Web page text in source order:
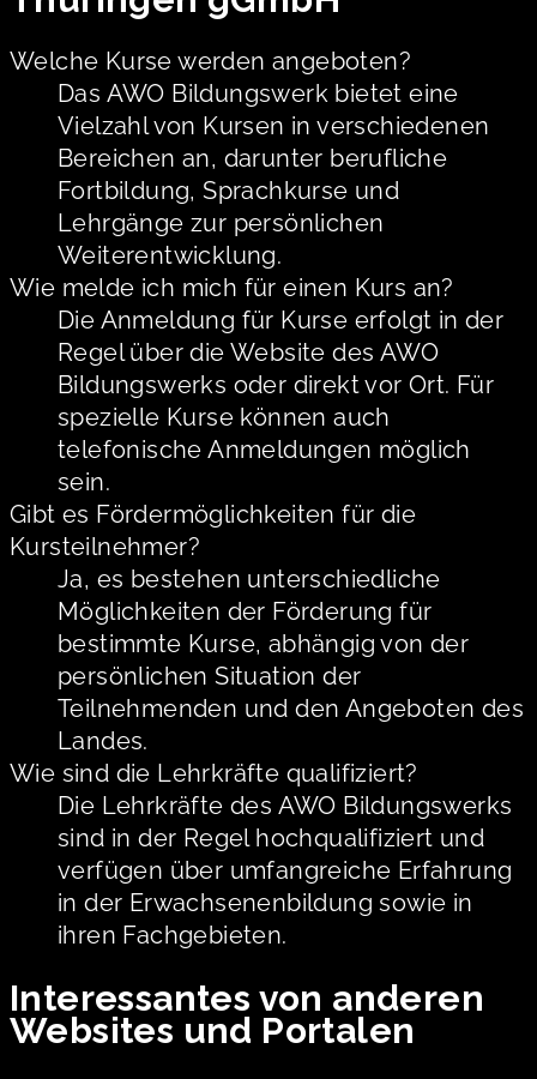
Welche Kurse werden angeboten?
Das AWO Bildungswerk bietet eine
Vielzahl von Kursen in verschiedenen
Bereichen an, darunter berufliche
Fortbildung, Sprachkurse und
Lehrgänge zur persönlichen
Weiterentwicklung.
Wie melde ich mich für einen Kurs an?
Die Anmeldung für Kurse erfolgt in der
Regel über die Website des AWO
Bildungswerks oder direkt vor Ort. Für
spezielle Kurse können auch
telefonische Anmeldungen möglich
sein.
Gibt es Fördermöglichkeiten für die
Kursteilnehmer?
Ja, es bestehen unterschiedliche
Möglichkeiten der Förderung für
bestimmte Kurse, abhängig von der
persönlichen Situation der
Teilnehmenden und den Angeboten des
Landes.
Wie sind die Lehrkräfte qualifiziert?
Die Lehrkräfte des AWO Bildungswerks
sind in der Regel hochqualifiziert und
verfügen über umfangreiche Erfahrung
in der Erwachsenenbildung sowie in
ihren Fachgebieten.
Interessantes von anderen
Websites und Portalen